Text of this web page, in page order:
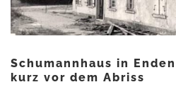
Schumannhaus in
kurz vor dem Abriss